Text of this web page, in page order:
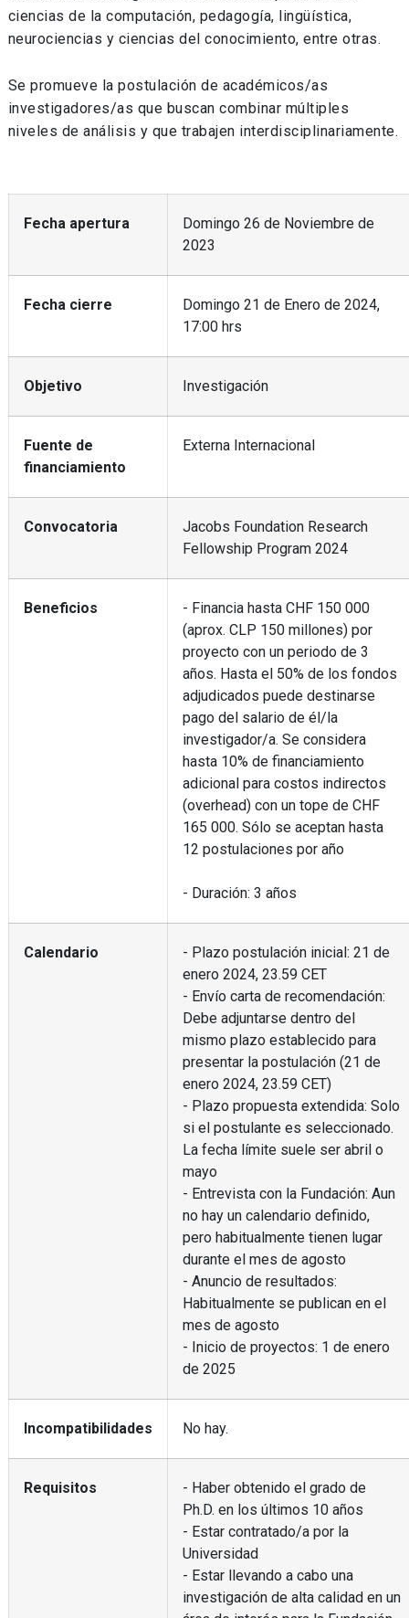
ciencias de la computación, pedagogía, lingüística,
neurociencias y ciencias del conocimiento, entre otras.
Se promueve la postulación de académicos/as
investigadores/as que buscan combinar múltiples
niveles de análisis y que trabajen interdisciplinariamente.
Fecha apertura
Domingo 26 de Noviembre de
2023
Fecha cierre
Domingo 21 de Enero de 2024,
17:00 hrs
Objetivo Investigación
Fuente de
financiamiento
Externa Internacional
Convocatoria
Jacobs Foundation Research
Fellowship Program 2024
Beneficios
- Financia hasta CHF 150 000
(aprox. CLP 150 millones) por
proyecto con un periodo de 3
años. Hasta el 50% de los fondos
adjudicados puede destinarse
pago del salario de él/la
investigador/a. Se considera
hasta 10% de financiamiento
adicional para costos indirectos
(overhead) con un tope de CHF
165 000. Sólo se aceptan hasta
12 postulaciones por año
- Duración: 3 años
Calendario
- Plazo postulación inicial: 21 de
enero 2024, 23.59 CET
- Envío carta de recomendación:
Debe adjuntarse dentro del
mismo plazo establecido para
presentar la postulación (21 de
enero 2024, 23.59 CET)
- Plazo propuesta extendida: Solo
si el postulante es seleccionado.
La fecha límite suele ser abril o
mayo
- Entrevista con la Fundación: Aun
no hay un calendario definido,
pero habitualmente tienen lugar
durante el mes de agosto
- Anuncio de resultados:
Habitualmente se publican en el
mes de agosto
- Inicio de proyectos: 1 de enero
de 2025
Incompatibilidades No hay.
Requisitos
- Haber obtenido el grado de
Ph.D. en los últimos 10 años
- Estar contratado/a por la
Universidad
- Estar llevando a cabo una
investigación de alta calidad en un